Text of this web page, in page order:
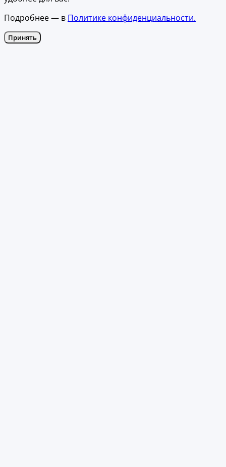
Подробнее — в Политике конфиденциальности.
Принять